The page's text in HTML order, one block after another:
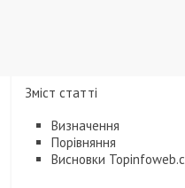
Зміст статті
Визначення
Порівняння
Висновки